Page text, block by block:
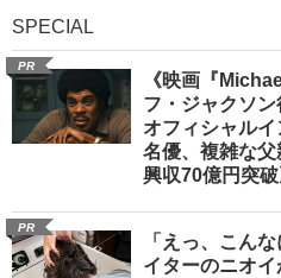
SPECIAL
PR
《映画『
フ・ジャクソ
オフィシャル
名優、複雑な
興収70億円突破
PR
「えっ、こん
イターのニオ